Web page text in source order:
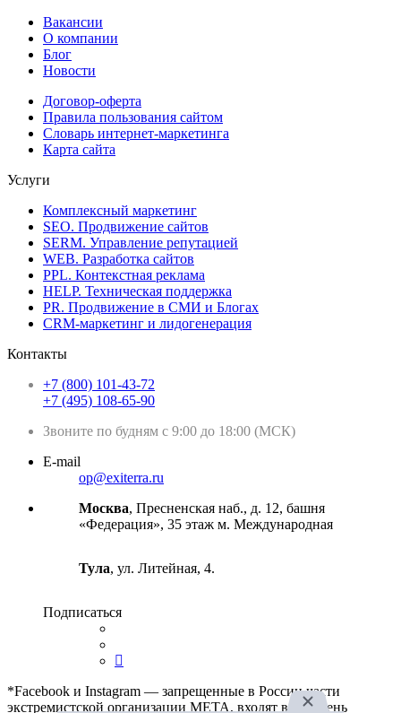
Вакансии
О компании
Блог
Новости
Договор-оферта
Правила пользования сайтом
Словарь интернет-маркетинга
Карта сайта
Услуги
Комплексный маркетинг
SEO. Продвижение сайтов
SERM. Управление репутацией
WEB. Разработка сайтов
PPL. Контекстная реклама
HELP. Техническая поддержка
PR. Продвижение в СМИ и Блогах
CRM-маркетинг и лидогенерация
Контакты
+7 (800) 101-43-72
+7 (495) 108-65-90
Звоните по будням с 9:00 до 18:00 (МСК)
E-mail
op@exiterra.ru
Москва, Пресненская наб., д. 12, башня
«Федерация», 35 этаж м. Международная
Тула, ул. Литейная, 4.
Подписаться
*Facebook и Instagram — запрещенные в России части
экстремистской организации META, входят в перечень